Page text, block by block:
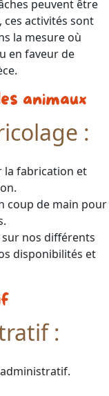
peuvent être
ces activités sont
la mesure où
en faveur de
animaux
:
la fabrication et
coup de main pour
nos différents
disponibilités et
: